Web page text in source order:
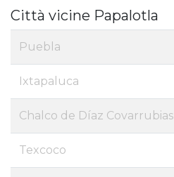
Città vicine Papalotla
Puebla
Ixtapaluca
Chalco de Díaz Covarrubias
Texcoco